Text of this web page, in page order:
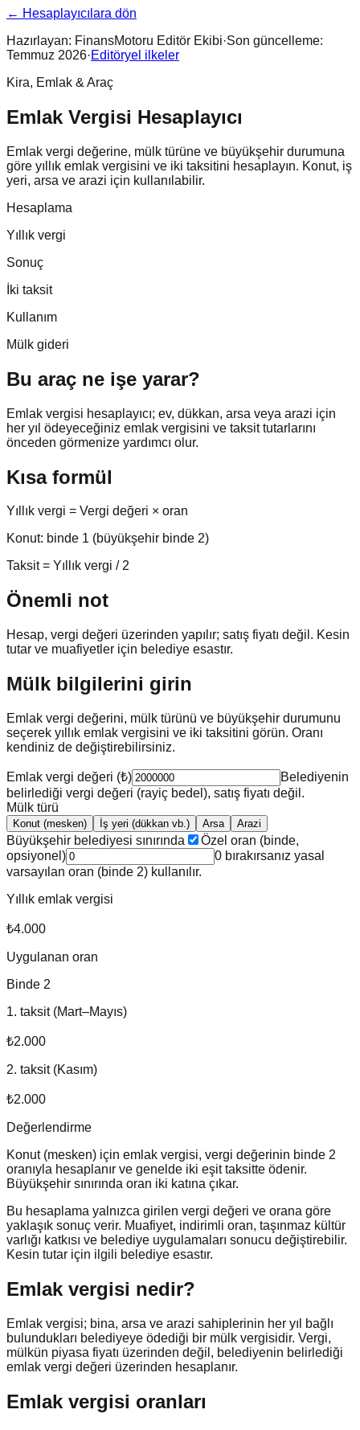
← Hesaplayıcılara dön
Hazırlayan: FinansMotoru Editör Ekibi·Son güncelleme:
Temmuz 2026·Editöryel ilkeler
Kira, Emlak & Araç
Emlak Vergisi Hesaplayıcı
Emlak vergi değerine, mülk türüne ve büyükşehir durumuna
göre yıllık emlak vergisini ve iki taksitini hesaplayın. Konut, iş
yeri, arsa ve arazi için kullanılabilir.
Hesaplama
Yıllık vergi
Sonuç
İki taksit
Kullanım
Mülk gideri
Bu araç ne işe yarar?
Emlak vergisi hesaplayıcı; ev, dükkan, arsa veya arazi için
her yıl ödeyeceğiniz emlak vergisini ve taksit tutarlarını
önceden görmenize yardımcı olur.
Kısa formül
Yıllık vergi = Vergi değeri × oran
Konut: binde 1 (büyükşehir binde 2)
Taksit = Yıllık vergi / 2
Önemli not
Hesap, vergi değeri üzerinden yapılır; satış fiyatı değil. Kesin
tutar ve muafiyetler için belediye esastır.
Mülk bilgilerini girin
Emlak vergi değerini, mülk türünü ve büyükşehir durumunu
seçerek yıllık emlak vergisini ve iki taksitini görün. Oranı
kendiniz de değiştirebilirsiniz.
Emlak vergi değeri (₺)
Belediyenin
belirlediği vergi değeri (rayiç bedel), satış fiyatı değil.
Mülk türü
Konut (mesken) İş yeri (dükkan vb.) Arsa Arazi
Büyükşehir belediyesi sınırında
Özel oran (binde,
opsiyonel)
0 bırakırsanız yasal
varsayılan oran (binde 2) kullanılır.
Yıllık emlak vergisi
₺4.000
Uygulanan oran
Binde 2
1. taksit (Mart–Mayıs)
₺2.000
2. taksit (Kasım)
₺2.000
Değerlendirme
Konut (mesken) için emlak vergisi, vergi değerinin binde 2
oranıyla hesaplanır ve genelde iki eşit taksitte ödenir.
Büyükşehir sınırında oran iki katına çıkar.
Bu hesaplama yalnızca girilen vergi değeri ve orana göre
yaklaşık sonuç verir. Muafiyet, indirimli oran, taşınmaz kültür
varlığı katkısı ve belediye uygulamaları sonucu değiştirebilir.
Kesin tutar için ilgili belediye esastır.
Emlak vergisi nedir?
Emlak vergisi; bina, arsa ve arazi sahiplerinin her yıl bağlı
bulundukları belediyeye ödediği bir mülk vergisidir. Vergi,
mülkün piyasa fiyatı üzerinden değil, belediyenin belirlediği
emlak vergi değeri üzerinden hesaplanır.
Emlak vergisi oranları